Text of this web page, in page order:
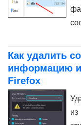
Как удалить
информацию
Firefox